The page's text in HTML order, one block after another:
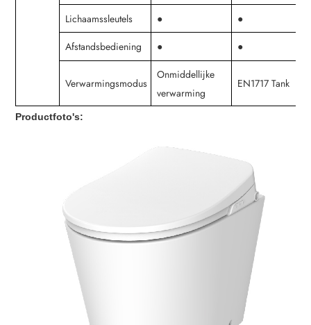
Lichaamssleutels ● ●
Afstandsbediening
● ●
Verwarmingsmodus
Onmiddellijke
verwarming
EN1717 Tank
Productfoto's: